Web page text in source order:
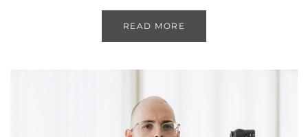
READ MORE